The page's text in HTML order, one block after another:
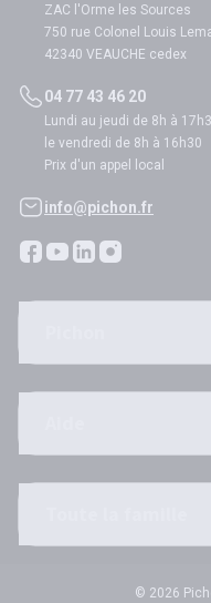
ZAC l'Orme les Sources
750 rue Colonel Louis
42340 VEAUCHE cedex
04 77 43 46 20
Lundi au jeudi de 8h à
le vendredi de 8h à 16h30
Prix d'un appel local
info@pichon.fr
© 2026